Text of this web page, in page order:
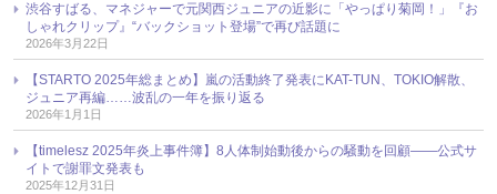
渋谷すばる、マネジャーで元関西ジュニアの近影に「やっぱり菊岡！」『お
しゃれクリップ』“バックショット登場”で再び話題に
2026年3月22日
【STARTO 2025年総まとめ】嵐の活動終了発表にKAT-TUN、TOKIO解散、
ジュニア再編……波乱の一年を振り返る
2026年1月1日
【timelesz 2025年炎上事件簿】8人体制始動後からの騒動を回顧――公式サ
イトで謝罪文発表も
2025年12月31日